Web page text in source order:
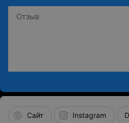
кожи. Особую популярность
Сайт Instagram